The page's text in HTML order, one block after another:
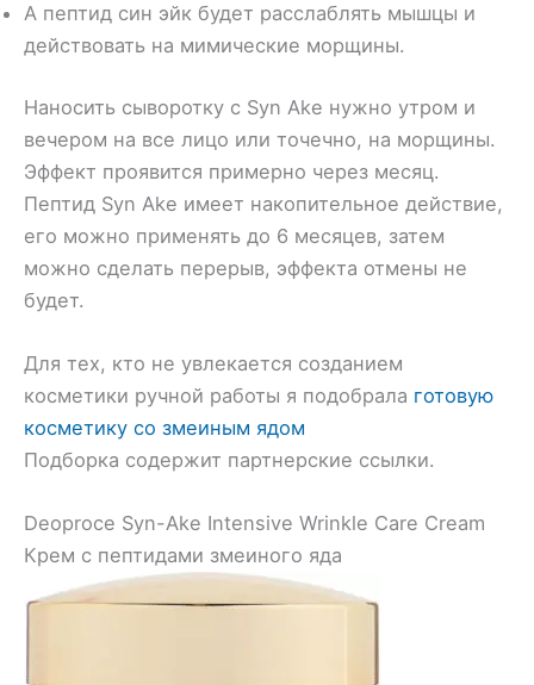
А пептид син эйк будет расслаблять мышцы и
действовать на мимические морщины.
Наносить сыворотку с Syn Ake нужно утром и
вечером на все лицо или точечно, на морщины.
Эффект проявится примерно через месяц.
Пептид Syn Ake имеет накопительное действие,
его можно применять до 6 месяцев, затем
можно сделать перерыв, эффекта отмены не
будет.
Для тех, кто не увлекается созданием
косметики ручной работы я подобрала готовую
косметику со змеиным ядом
Подборка содержит партнерские ссылки.
Deoproce Syn-Ake Intensive Wrinkle Care Cream
Крем с пептидами змеиного яда